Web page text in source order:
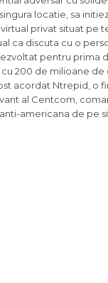
locatie, sa
privat situat pe
ca discuta cu o
pentru prima
200 de milioane de
acordat Ntrepid, o
al Centcom,
americana de pe